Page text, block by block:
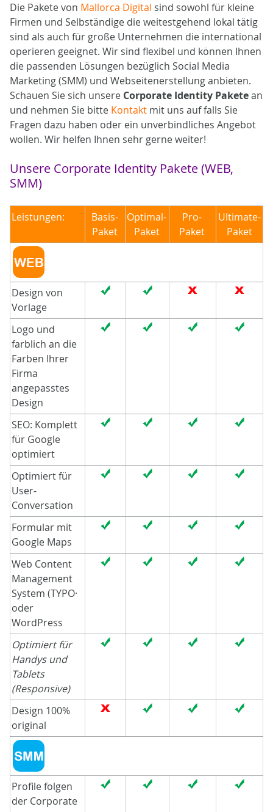
Die Pakete von Mallorca Digital sind sowohl für kleine
Firmen und Selbständige die weitestgehend lokal tätig
sind als auch für große Unternehmen die international
operieren geeignet. Wir sind flexibel und können Ihnen
die passenden Lösungen bezüglich Social Media
Marketing (SMM) und Webseitenerstellung anbieten.
Schauen Sie sich unsere Corporate Identity Paketean
und nehmen Sie bitte Kontakt mit uns auf falls Sie
Fragen dazu haben oder ein unverbindliches Angebot
wollen. Wir helfen Ihnen sehr gerne weiter!
Unsere Corporate Identity Pakete (WEB,
SMM)
Leistungen:
Basis-
Paket
Optimal-
Paket
Pro-
Paket
Ultimate-
Paket
Design von
Vorlage
Logo und
farblich an die
Farben Ihrer
Firma
angepasstes
Design
SEO: Komplett
für Google
optimiert
Optimiert für
User-
Conversation
Formular mit
Google Maps
Web Content
Management
System (TYPO·
oder
WordPress
Optimiert für
Handys und
Tablets
(Responsive)
Design 100%
original
Profile folgen
der Corporate